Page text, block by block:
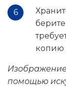
копию
помощью